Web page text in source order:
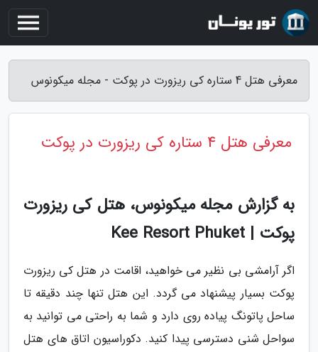
معرفی هتل 4 ستاره کی ریزورت در پوکت - مجله میکونوس
معرفی هتل 4 ستاره کی ریزورت در پوکت
به گزارش مجله میکونوس، هتل کی ریزورت
پوکت | Kee Resort Phuket
اگر آرامشی بی نظیر می خواهید، اقامت در هتل کی ریزورت
پوکت بسیار پیشنهاد می گردد. این هتل تنها چند دقیقه تا
ساحل پاتونگ پیاده روی دارد و شما به راحتی می توانید به
سواحل شنی دسترسی پیدا کنید. دکوراسیون اتاق های هتل